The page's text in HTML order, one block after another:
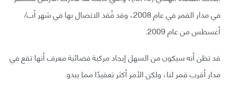
في مدار القمر في عام 2008، وقد فُقد الاتصال بها في شهر آب/
أغسطس من عام 2009.
قد تظن أنه سيكون من السهل إيجاد مركبة فضائية معرف أنها تقع في
مدار أقرب قمر لنا، ولكن الأمر أكثر تعقيدًا مما يبدو.